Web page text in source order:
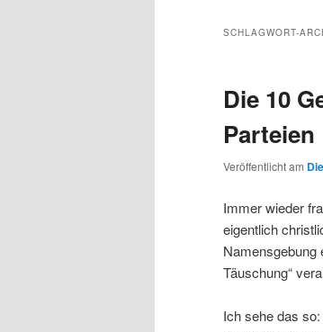
wechseln
SCHLAGWORT-
Die 10
Parteien
Veröffentlicht am
Immer wieder
eigentlich
Namensgebung
Täuschung“
Ich sehe das